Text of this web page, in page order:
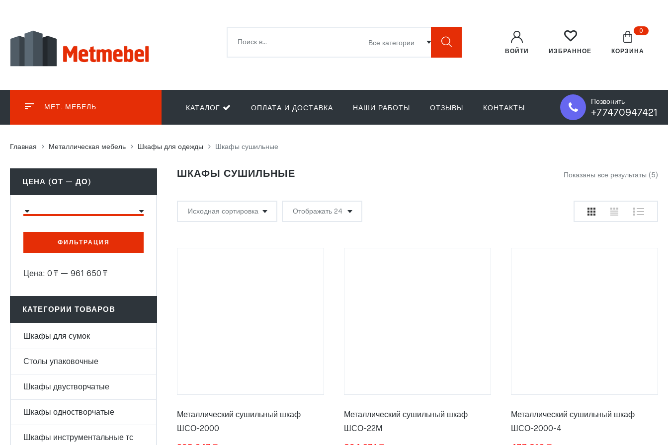
ВОЙТИ ИЗБРАННОЕ
0
КОРЗИНА
МЕТ. МЕБЕЛЬ КАТАЛОГ ОПЛАТА И ДОСТАВКА НАШИ РАБОТЫ ОТЗЫВЫ КОНТАКТЫ
Позвонить
+77470947421
Главная Металлическая мебель Шкафы для одежды Шкафы сушильные
ШКАФЫ СУШИЛЬНЫЕ Показаны все результаты (5)
Металлический сушильный шкаф
ШСО-2000
Металлический сушильный шкаф
ШСО-22М
Металлический сушильный шкаф
ШСО-2000-4
ЦЕНА (ОТ — ДО)
ФИЛЬТРАЦИЯ
Цена: 0 ₸ — 961 650 ₸
КАТЕГОРИИ ТОВАРОВ
Шкафы для сумок
Столы упаковочные
Шкафы двустворчатые
Шкафы одностворчатые
Шкафы инструментальные тс